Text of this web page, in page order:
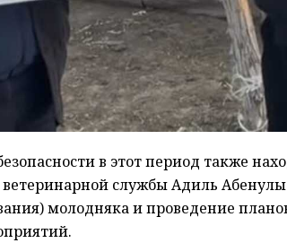
в этот период также
службы Адиль
молодняка и проведение